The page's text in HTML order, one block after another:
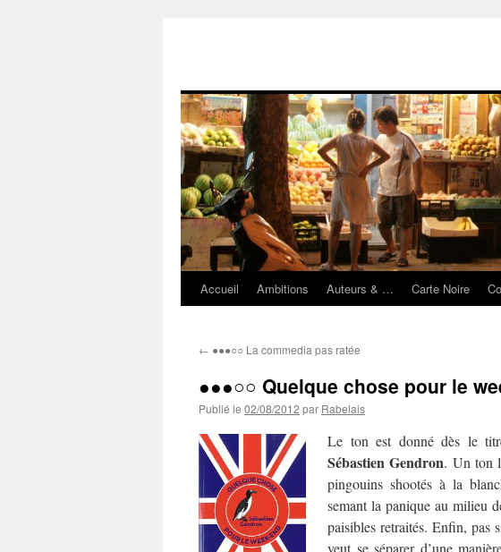
Aller
contenu
Accueil Ambitions Auteurs & … Carte Noire
← ●●●○○ La commedia pas ratée
●●●○○ Quelque chose pour le
Publié le 02/08/2012 par Rabelais
Le ton est donné dès le
Sébastien Gendron. Un ton
pingouins shootés à la
semant la panique au milieu
paisibles retraités. Enfin, pas
veut se séparer d’une